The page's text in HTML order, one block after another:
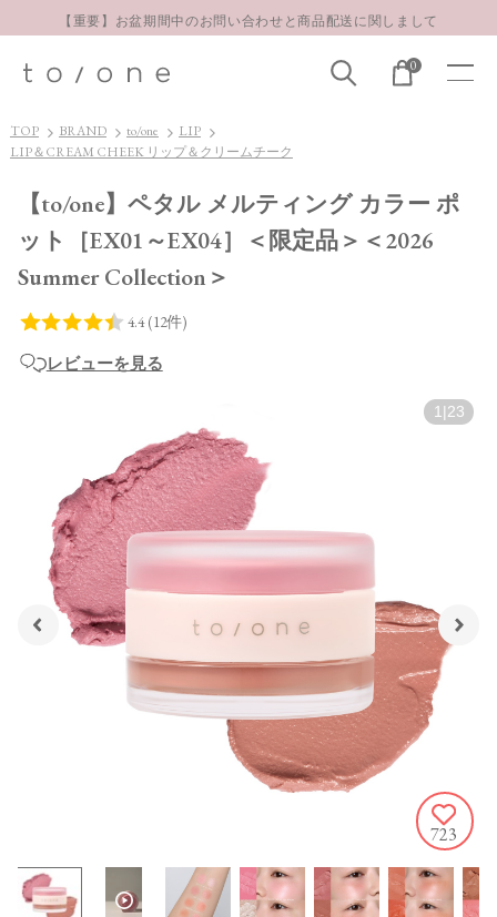
【重要】お盆期間中のお問い合わせと商品配送に関しまして
LINE お友達登録 500円OFFクーポンプレゼント
0
TOP BRAND to/one
LIP
LIP＆CREAM CHEEK リップ＆クリームチーク
【to/one】ペタル メルティング カラー ポ
ット［EX01～EX04］＜限定品＞＜2026
Summer Collection＞
レビューを見る
1 23
723